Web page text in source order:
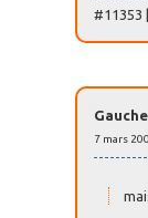
#11353
7 mars